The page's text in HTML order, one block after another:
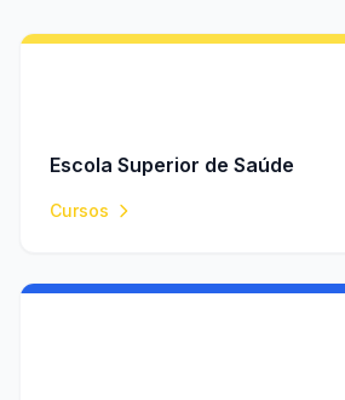
Escola Superior de Saúde
Cursos